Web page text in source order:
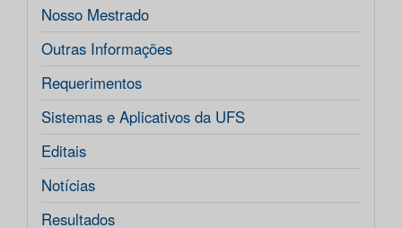
Nosso Mestrado
Outras Informações
Requerimentos
Sistemas e Aplicativos da UFS
Editais
Notícias
Resultados